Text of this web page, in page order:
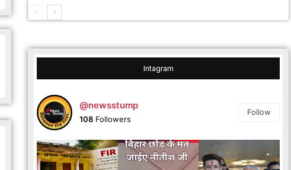
Intagram
@newsstump
108 Followers
Follow